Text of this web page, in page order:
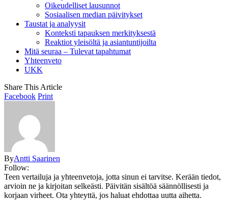
Oikeudelliset lausunnot
Sosiaalisen median päivitykset
Taustat ja analyysit
Konteksti tapauksen merkityksestä
Reaktiot yleisöltä ja asiantuntijoilta
Mitä seuraa – Tulevat tapahtumat
Yhteenveto
UKK
Share This Article
Facebook Print
ByAntti Saarinen
Follow:
Teen vertailuja ja yhteenvetoja, jotta sinun ei tarvitse. Kerään tiedot,
arvioin ne ja kirjoitan selkeästi. Päivitän sisältöä säännöllisesti ja
korjaan virheet. Ota yhteyttä, jos haluat ehdottaa uutta aihetta.